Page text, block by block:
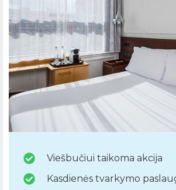
Viešbučiui taikoma akcija
Kasdienės tvarkymo